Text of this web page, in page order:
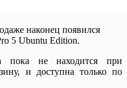
наконец появился
5 Ubuntu Edition.
пока не находится при
и доступна только по